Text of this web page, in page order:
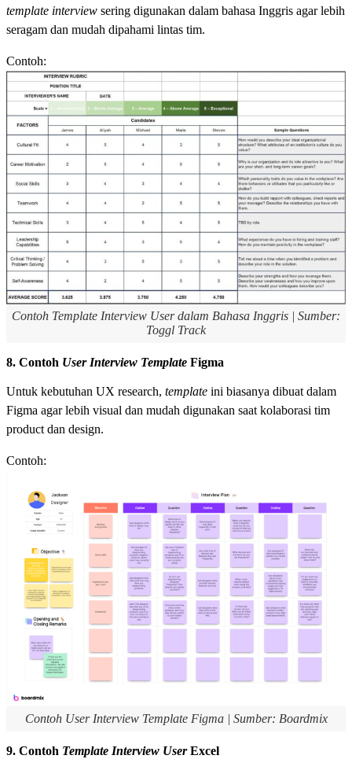
template interview sering digunakan dalam bahasa Inggris agar lebih
seragam dan mudah dipahami lintas tim.
Contoh:
Contoh Template Interview User dalam Bahasa Inggris | Sumber:
Toggl Track
8. Contoh User Interview Template Figma
Untuk kebutuhan UX research, template ini biasanya dibuat dalam
Figma agar lebih visual dan mudah digunakan saat kolaborasi tim
product dan design.
Contoh:
Contoh User Interview Template Figma | Sumber: Boardmix
9. Contoh Template Interview UserExcel